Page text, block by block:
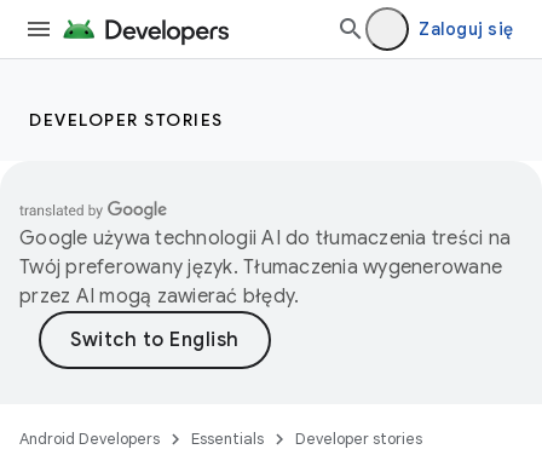
Zaloguj się
DEVELOPER STORIES
Google używa technologii AI do tłumaczenia treści na
Twój preferowany język. Tłumaczenia wygenerowane
przez AI mogą zawierać błędy.
Android Developers Essentials Developer stories